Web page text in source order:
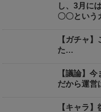
し、3月に
〇〇という
【ガチャ
た…
【議論】
だから運営
【キャラ